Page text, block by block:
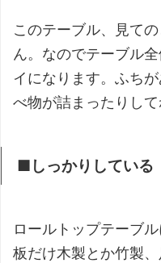
このテーブル、見て
ん。なのでテーブル
イになります。ふち
べ物が詰まったりして
■しっかりしている
ロールトップテーブ
板だけ木製とか竹製